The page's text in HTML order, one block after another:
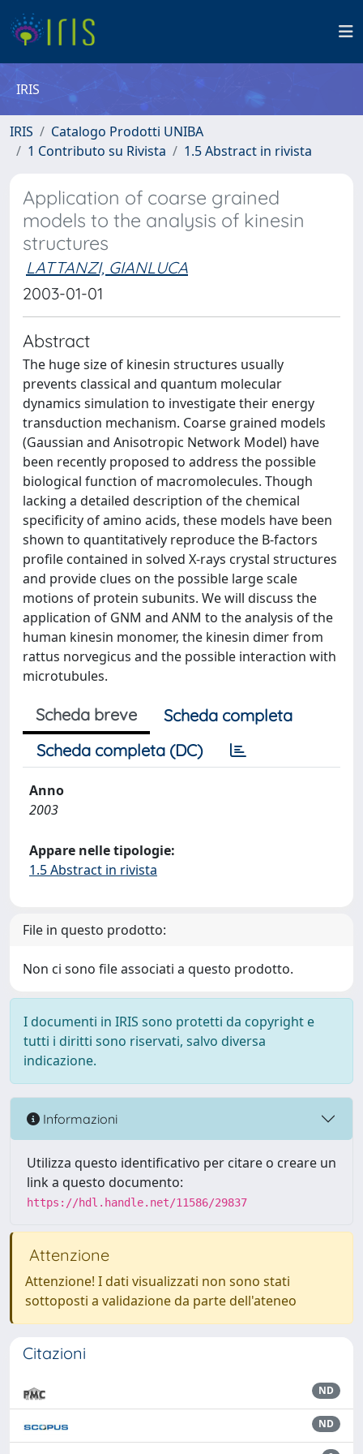
IRIS
IRIS
Catalogo Prodotti UNIBA
1 Contributo su Rivista
1.5 Abstract in rivista
Application of coarse grained
models to the analysis of kinesin
structures
LATTANZI, GIANLUCA
2003-01-01
Abstract
The huge size of kinesin structures usually
prevents classical and quantum molecular
dynamics simulation to investigate their energy
transduction mechanism. Coarse grained models
(Gaussian and Anisotropic Network Model) have
been recently proposed to address the possible
biological function of macromolecules. Though
lacking a detailed description of the chemical
specificity of amino acids, these models have been
shown to quantitatively reproduce the B-factors
profile contained in solved X-rays crystal structures
and provide clues on the possible large scale
motions of protein subunits. We will discuss the
application of GNM and ANM to the analysis of the
human kinesin monomer, the kinesin dimer from
rattus norvegicus and the possible interaction with
microtubules.
Scheda breve
Scheda completa
Scheda completa (DC)
Anno
2003
Appare nelle tipologie:
1.5 Abstract in rivista
File in questo prodotto:
Non ci sono file associati a questo prodotto.
I documenti in IRIS sono protetti da copyright e
tutti i diritti sono riservati, salvo diversa
indicazione.
Informazioni
Utilizza questo identificativo per citare o creare un
link a questo documento:
https://hdl.handle.net/11586/29837
Attenzione
Attenzione! I dati visualizzati non sono stati
sottoposti a validazione da parte dell'ateneo
Citazioni
ND
ND